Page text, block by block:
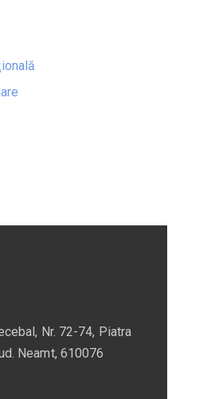
Nr. 72-74, Piatra
Neamt, 610076